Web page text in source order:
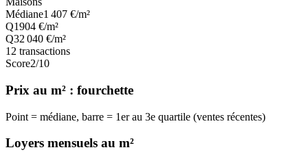
Médiane1 407 €/m²
Q1904 €/m²
Q32 040 €/m²
12 transactions
Score2/10
Prix au m² : fourchette
Point = médiane, barre = 1er au 3e quartile (ventes récentes)
Loyers mensuels au m²